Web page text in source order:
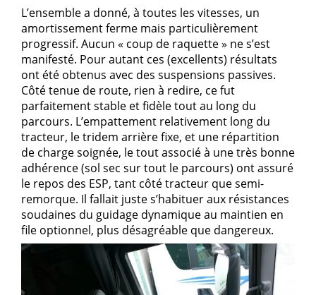
L’ensemble a donné, à toutes les vitesses, un
amortissement ferme mais particulièrement
progressif. Aucun « coup de raquette » ne s’est
manifesté. Pour autant ces (excellents) résultats
ont été obtenus avec des suspensions passives.
Côté tenue de route, rien à redire, ce fut
parfaitement stable et fidèle tout au long du
parcours. L’empattement relativement long du
tracteur, le tridem arrière fixe, et une répartition
de charge soignée, le tout associé à une très bonne
adhérence (sol sec sur tout le parcours) ont assuré
le repos des ESP, tant côté tracteur que semi-
remorque. Il fallait juste s’habituer aux résistances
soudaines du guidage dynamique au maintien en
file optionnel, plus désagréable que dangereux.